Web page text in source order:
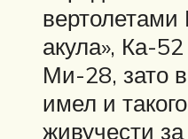
акула», Ка-
Ми-28, зато
имел и
живучести